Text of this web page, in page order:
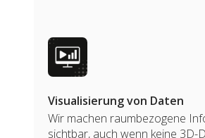
Visualisierung von Daten
Wir machen raumbezogene
sichtbar, auch wenn keine 3D-